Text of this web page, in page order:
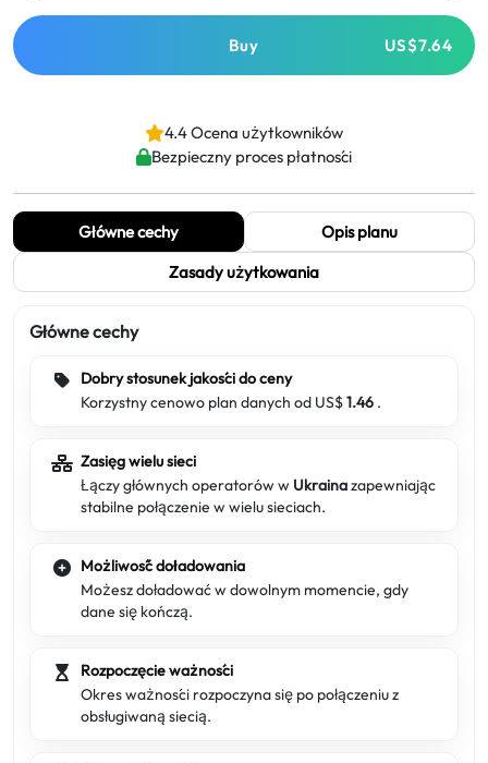
Buy US$7.64
4.4 Ocena użytkowników
Bezpieczny proces płatności
Główne cechy
Opis planu
Zasady użytkowania
Główne cechy
Dobry stosunek jakości do ceny
Korzystny cenowo plan danych od US$1.46 .
Zasięg wielu sieci
Łączy głównych operatorów w Ukrainazapewniając
stabilne połączenie w wielu sieciach.
Możliwość doładowania
Możesz doładować w dowolnym momencie, gdy
dane się kończą.
Rozpoczęcie ważności
Okres ważności rozpoczyna się po połączeniu z
obsługiwaną siecią.